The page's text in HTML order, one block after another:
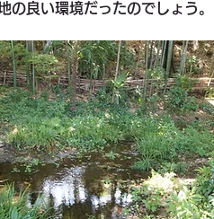
の良い環境だったのでしょう。